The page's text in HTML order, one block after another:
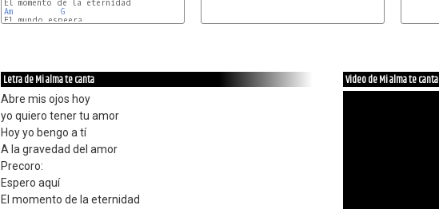
Am
G
Letra de Mi alma te canta
Abre mis ojos hoy
yo quiero tener tu amor
Hoy yo bengo a tí
A la gravedad del amor
Precoro:
Espero aquí
El momento de la eternidad
Video de Mi alma te canta